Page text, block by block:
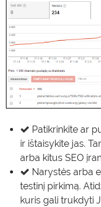
Patikrinkite ar
ir ištaisykite jas.
arba kitus SEO
Narystės arba
testinį pirkimą.
kuris gali trukdyti